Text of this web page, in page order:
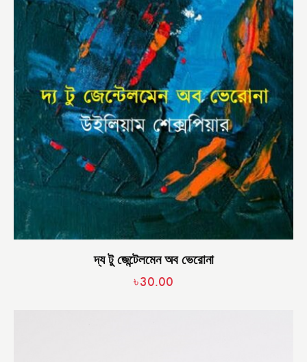
দ্য টু জেন্টেলমেন অব ভেরোনা
৳30.00